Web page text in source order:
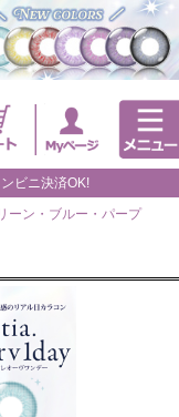
ビニ決済OK!
ーン・ブルー・パープ